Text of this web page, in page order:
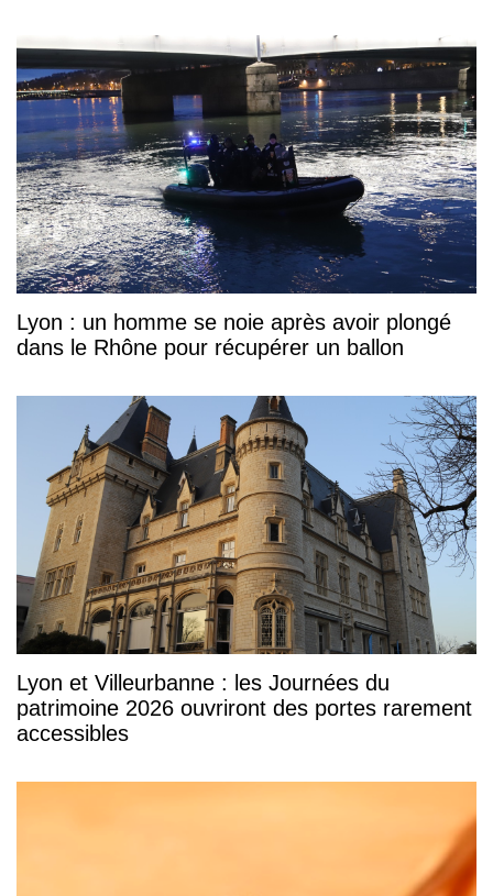
Lyon : un homme se noie après avoir plongé
dans le Rhône pour récupérer un ballon
Lyon et Villeurbanne : les Journées du
patrimoine 2026 ouvriront des portes rarement
accessibles